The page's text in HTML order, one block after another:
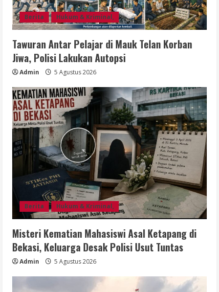
Berita Hukum & Kriminal,
Tawuran Antar Pelajar di Mauk Telan Korban
Jiwa, Polisi Lakukan Autopsi
Admin 5 Agustus 2026
Berita Hukum & Kriminal,
Misteri Kematian Mahasiswi Asal Ketapang di
Bekasi, Keluarga Desak Polisi Usut Tuntas
Admin 5 Agustus 2026